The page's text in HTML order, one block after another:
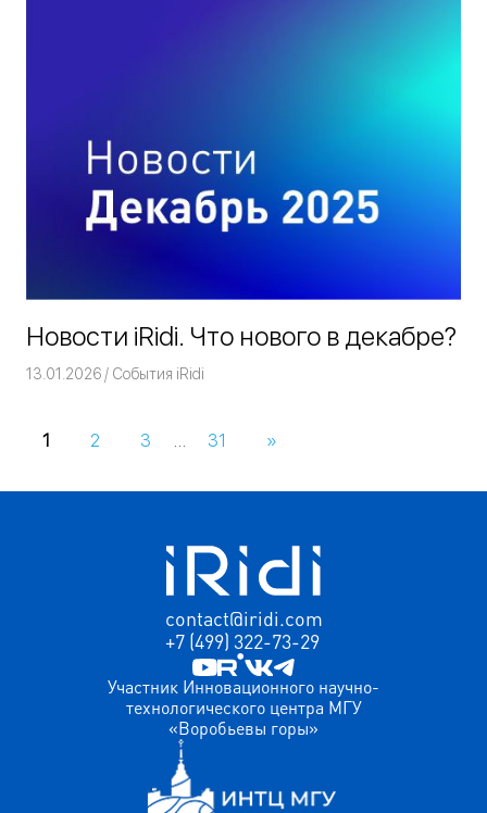
Новости iRidi. Что нового в декабре?
13.01.2026 Команда iRidium mobile
События iRidi
1 2 3 … 31
Следующие
»
contact@iridi.com
+7 (499) 322-73-29
Участник Инновационного научно-
технологического центра МГУ
«Воробьевы горы»